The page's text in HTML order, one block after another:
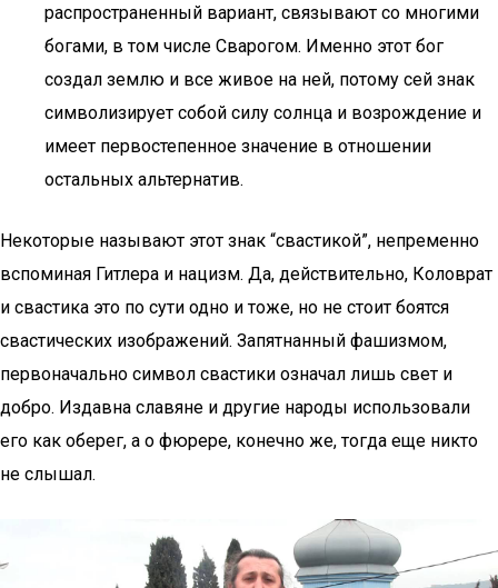
распространенный вариант, связывают со многими
богами, в том числе Сварогом. Именно этот бог
создал землю и все живое на ней, потому сей знак
символизирует собой силу солнца и возрождение и
имеет первостепенное значение в отношении
остальных альтернатив.
Некоторые называют этот знак “свастикой”, непременно
вспоминая Гитлера и нацизм. Да, действительно, Коловрат
и свастика это по сути одно и тоже, но не стоит боятся
свастических изображений. Запятнанный фашизмом,
первоначально символ свастики означал лишь свет и
добро. Издавна славяне и другие народы использовали
его как оберег, а о фюрере, конечно же, тогда еще никто
не слышал.